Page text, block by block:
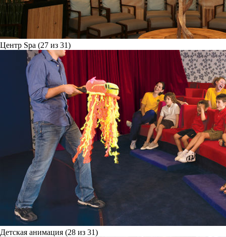
Центр Spa (27 из 31)
Детская анимация (28 из 31)